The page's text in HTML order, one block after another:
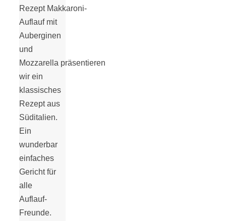
Rezept Makkaroni-
Auflauf mit
Auberginen
und
Mozzarella präsentieren
wir ein
klassisches
Rezept aus
Süditalien.
Ein
wunderbar
einfaches
Gericht für
alle
Auflauf-
Freunde.